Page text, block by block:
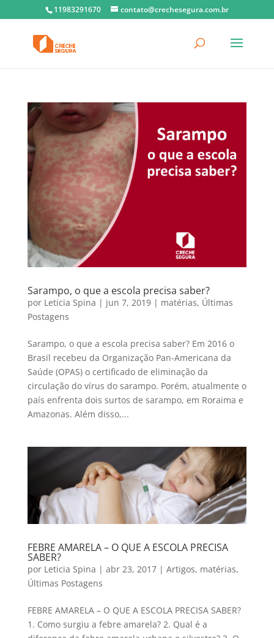
11983291670 contato@crechesegura.com.br
Sarampo, o que a escola precisa saber?
por Leticia Spina | jun 7, 2019| matérias, Últimas
Postagens
Sarampo, o que a escola precisa saber? Em 2016 o
Brasil recebeu da Organização Pan-Americana da
Saúde (OPAS) o certificado de eliminação da
circulação do vírus do sarampo. Porém, atualmente o
país enfrenta dois surtos de sarampo, em Roraima e
Amazonas. Além disso,...
FEBRE AMARELA – O QUE A ESCOLA PRECISA
SABER?
por Leticia Spina | abr 23, 2017| Artigos, matérias,
Últimas Postagens
FEBRE AMARELA – O QUE A ESCOLA PRECISA SABER?
1. Como surgiu a febre amarela? 2. Qual é a